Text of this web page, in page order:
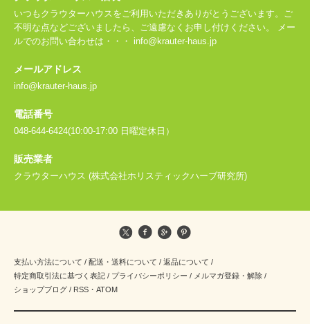
いつもクラウターハウスをご利用いただきありがとうございます。ご
不明な点などございましたら、ご遠慮なくお申し付けください。 メー
ルでのお問い合わせは・・・ info@krauter-haus.jp
メールアドレス
info@krauter-haus.jp
電話番号
048-644-6424(10:00-17:00 日曜定休日）
販売業者
クラウターハウス (株式会社ホリスティックハーブ研究所)
支払い方法について / 配送・送料について / 返品について /
特定商取引法に基づく表記 / プライバシーポリシー / メルマガ登録・解除 /
ショップブログ / RSS ・ ATOM